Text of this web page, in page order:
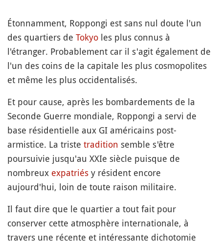
Étonnamment, Roppongi est sans nul doute l'un
des quartiers de Tokyo les plus connus à
l'étranger. Probablement car il s'agit également de
l'un des coins de la capitale les plus cosmopolites
et même les plus occidentalisés.
Et pour cause, après les bombardements de la
Seconde Guerre mondiale, Roppongi a servi de
base résidentielle aux GI américains post-
armistice. La triste tradition semble s'être
poursuivie jusqu'au XXIe siècle puisque de
nombreux expatriés y résident encore
aujourd'hui, loin de toute raison militaire.
Il faut dire que le quartier a tout fait pour
conserver cette atmosphère internationale, à
travers une récente et intéressante dichotomie